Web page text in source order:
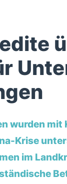
wurden
Krise
im